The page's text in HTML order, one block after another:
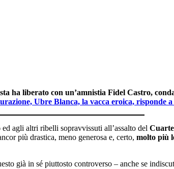
ha liberato con un’amnistia Fidel Castro,
Ubre Blanca, la vacca eroica, risponde a
ed agli altri ribelli sopravvissuti all’assalto del
più drastica, meno generosa e, certo, molto più
già in sé piuttosto controverso – anche se